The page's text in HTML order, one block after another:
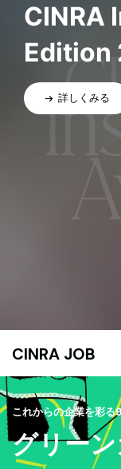
CINRA
Edition
詳しくみる
CINRA JOB
これからの企業を彩る
グリー